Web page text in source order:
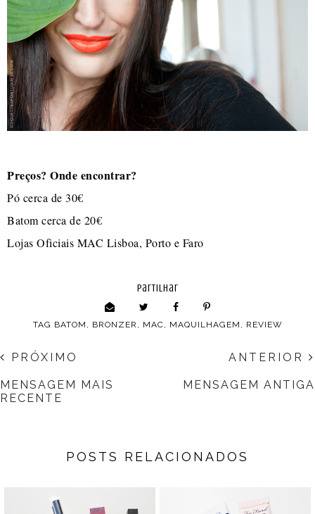
Preços? Onde encontrar?
Pó cerca de 30€
Batom cerca de 20€
Lojas Oficiais MAC Lisboa, Porto e Faro
partilhar
TAG BATOM , BRONZER , MAC, MAQUILHAGEM , REVIEW
ANTERIOR
MENSAGEM ANTIGA
PRÓXIMO
MENSAGEM MAIS
RECENTE
POSTS RELACIONADOS